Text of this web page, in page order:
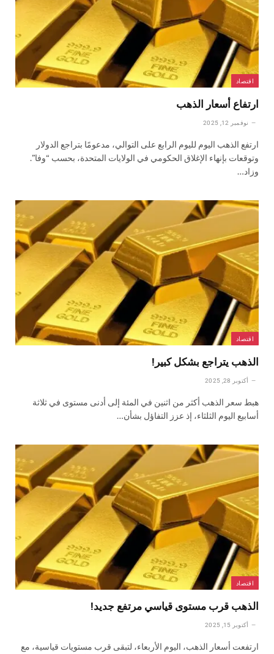
اقتصاد
ارتفاع أسعار الذهب
نوفمبر 12, 2025
ارتفع الذهب اليوم لليوم الرابع على التوالي، مدعومًا بتراجع الدولار
وتوقعات بإنهاء الإغلاق الحكومي في الولايات المتحدة، بحسب “وفا”.
وزاد…
اقتصاد
الذهب يتراجع بشكل كبير!
أكتوبر 28, 2025
هبط سعر الذهب أكثر من اثنين في المئة إلى أدنى مستوى في ثلاثة
أسابيع اليوم الثلثاء، إذ عزز التفاؤل بشأن…
اقتصاد
الذهب قرب مستوى قياسي مرتفع جديد!
أكتوبر 15, 2025
ارتفعت أسعار الذهب، اليوم الأربعاء، لتبقى قرب مستويات قياسية، مع